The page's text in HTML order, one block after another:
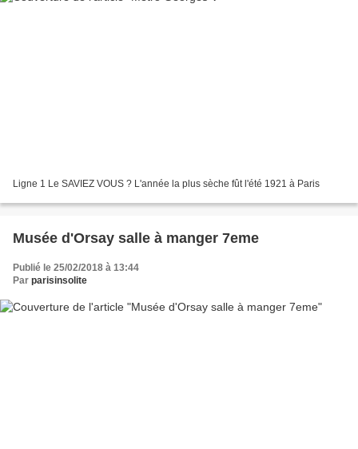
Ligne 1 Le SAVIEZ VOUS ? L'année la plus sèche fût l'été 1921 à Paris
Musée d'Orsay salle à manger 7eme
Publié le 25/02/2018 à 13:44
Par parisinsolite